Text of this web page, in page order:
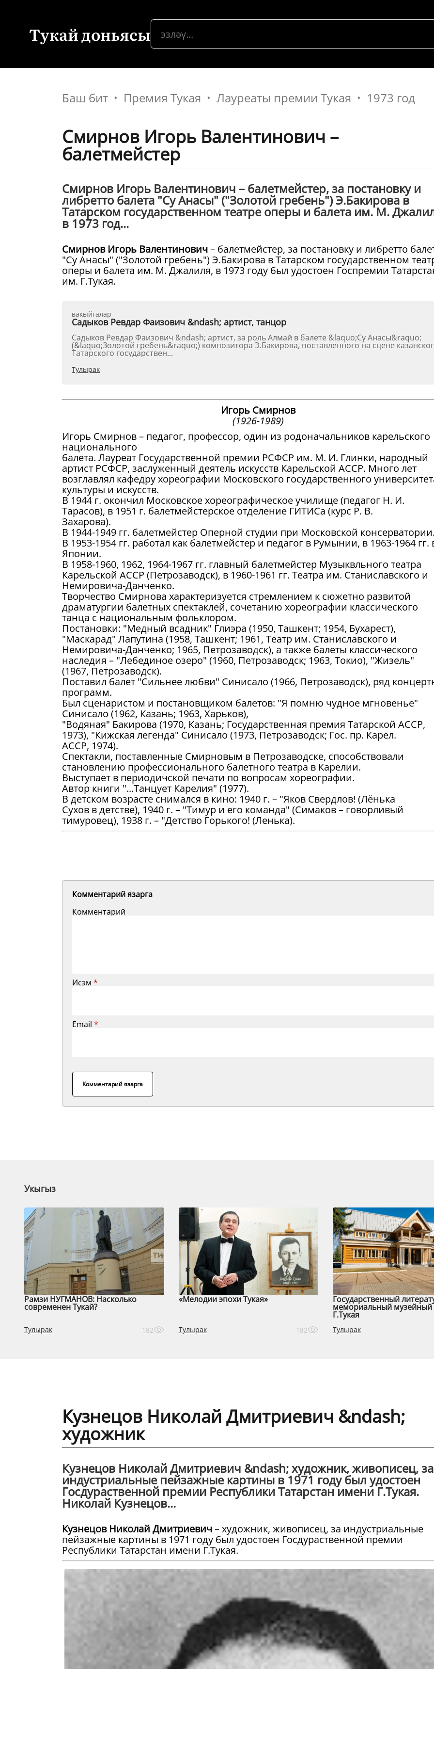
Тукай доньясы
Баш бит Премия Тукая Лауреаты премии Тукая 1973 год
Смирнов Игорь Валентинович –
балетмейстер
Смирнов Игорь Валентинович – балетмейстер, за постановку и
либретто балета "Су Анасы" ("Золотой гребень") Э.Бакирова в
Татарском государственном театре оперы и балета им. М.
в 1973 год...
Смирнов Игорь Валентинович– балетмейстер, за постановку и либретто
"Су Анасы" ("Золотой гребень") Э.Бакирова в Татарском государственном
оперы и балета им. М. Джалиля, в 1973 году был удостоен Госпремии
им. Г.Тукая.
вакыйгалар
Садыков Ревдар Фаизович &ndash; артист, танцор
Садыков Ревдар Фаизович &ndash; артист, за роль Алмай в балете &laquo;Су Анасы&raquo;
(&laquo;Золотой гребень&raquo;) композитора Э.Бакирова, поставленного на сцене
Татарского государствен...
Тулырак
Игорь Смирнов
(1926-1989)
Игорь Смирнов – педагог, профессор, один из родоначальников карельского
национального
балета. Лауреат Государственной премии РСФСР им. М. И. Глинки, народный
артист РСФСР, заслуженный деятель искусств Карельской АССР. Много лет
возглавлял кафедру хореографии Московского государственного
культуры и искусств.
В 1944 г. окончил Московское хореографическое училище (педагог Н. И.
Тарасов), в 1951 г. балетмейстерское отделение ГИТИСа (курс Р. В.
Захарова).
В 1944-1949 гг. балетмейстер Оперной студии при Московской
В 1953-1954 гг. работал как балетмейстер и педагог в Румынии, в 1963-1964 гг.
Японии.
В 1958-1960, 1962, 1964-1967 гг. главный балетмейстер Музыквльного театра
Карельской АССР (Петрозаводск), в 1960-1961 гг. Театра им. Станиславского и
Немировича-Данченко.
Творчество Смирнова характеризуется стремлением к сюжетно развитой
драматургии балетных спектаклей, сочетанию хореографии классического
танца с национальным фольклором.
Постановки: "Медный всадник" Глиэра (1950, Ташкент; 1954, Бухарест),
"Маскарад" Лапутина (1958, Ташкент; 1961, Театр им. Станиславского и
Немировича-Данченко; 1965, Петрозаводск), а также балеты классического
наследия – "Лебединое озеро" (1960, Петрозаводск; 1963, Токио), "Жизель"
(1967, Петрозаводск).
Поставил балет "Сильнее любви" Синисало (1966, Петрозаводск), ряд
программ.
Был сценаристом и постановщиком балетов: "Я помню чудное мгновенье"
Синисало (1962, Казань; 1963, Харьков),
"Водяная" Бакирова (1970, Казань; Государственная премия Татарской АССР,
1973), "Кижская легенда" Синисало (1973, Петрозаводск; Гос. пр. Карел.
АССР, 1974).
Спектакли, поставленные Смирновым в Петрозаводске, способствовали
становлению профессионального балетного театра в Карелии.
Выступает в периодичской печати по вопросам хореографии.
Автор книги "...Танцует Карелия" (1977).
В детском возрасте снимался в кино: 1940 г. – "Яков Свердлов! (Лёнька
Сухов в детстве), 1940 г. – "Тимур и его команда" (Симаков – говорливый
тимуровец), 1938 г. – "Детство Горького! (Ленька).
Комментарий язарга
Комментарий
Исэм *
Email *
Комментарий язарга
Укыгыз
Рамзи НУГМАНОВ: Насколько
современен Тукай?
Тулырак 182
«Мелодии эпохи Тукая»
Тулырак 182
Государственный
мемориальный музейный
Г.Тукая
Тулырак
Кузнецов Николай Дмитриевич &ndash;
художник
Кузнецов Николай Дмитриевич &ndash; художник, живописец, за
индустриальные пейзажные картины в 1971 году был удостоен
Госдураственной премии Республики Татарстан имени Г.Тукая.
Николай Кузнецов...
Кузнецов Николай Дмитриевич– художник, живописец, за индустриальные
пейзажные картины в 1971 году был удостоен Госдураственной премии
Республики Татарстан имени Г.Тукая.